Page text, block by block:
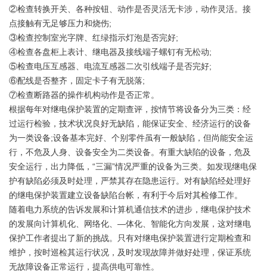
②检查转换开关、各种按钮、动作是否灵活无卡涉，动作灵活。接
点接触有无足够压力和烧伤;
③检查控制室光字牌、红绿指示灯泡是否完好;
④检查各盘柜上表计、继电器及接线端子螺钉有无松动;
⑤检查电压互感器、电流互感器二次引线端子是否完好;
⑥配线是否整齐，固定卡子有无脱落;
⑦检查断路器的操作机构动作是否正常。
根据每年对继电保护装置的定期查评，按情节将设备分为三类：经
过运行检验，技术状况良好无缺陷，能保证安全、经济运行的设备
为一类设备;设备基本完好、个别零件虽有一般缺陷，但尚能安全运
行，不危及人身、设备安全为二类设备。有重大缺陷的设备，危及
安全运行，出力降低，“三漏”情况严重的设备为三类。如发现继电保
护有缺陷必须及时处理，严禁其存在隐患运行。对有缺陷经处理好
的继电保护装置建立设备缺陷台帐，有利于今后对其检修工作。
随着电力系统的告诉发展和计算机通信技术的进步，继电保护技术
的发展向计算机化、网络化、—体化、智能化方向发展，这对继电
保护工作者提出了新的挑战。只有对继电保护装置进行定期检查和
维护，按时巡检其运行状况，及时发现故障并做好处理，保证系统
无故障设备正常运行，提高供电可靠性。